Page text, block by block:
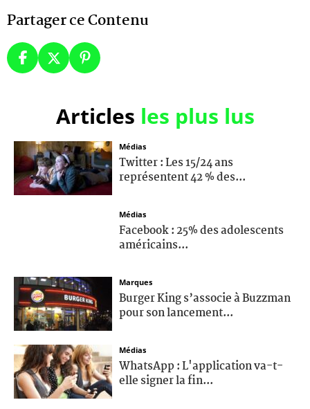
Partager ce Contenu
Articles les plus lus
Médias
Twitter : Les 15/24 ans
représentent 42 % des...
Médias
Facebook : 25% des adolescents
américains...
Marques
Burger King s’associe à Buzzman
pour son lancement...
Médias
WhatsApp : L'application va-t-
elle signer la fin...